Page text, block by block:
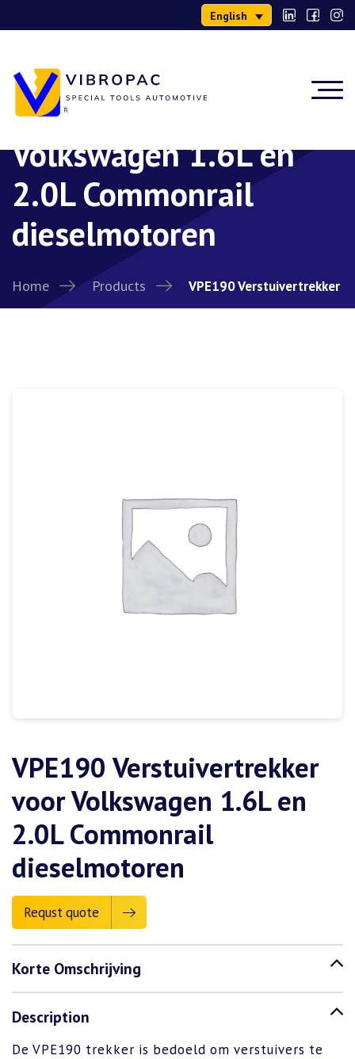
English
VPE190
Verstuivertrekker voor
Volkswagen 1.6L en
2.0L Commonrail
dieselmotoren
Home Products VPE190 Verstuivertrekker
VPE190 Verstuivertrekker
voor Volkswagen 1.6L en
2.0L Commonrail
dieselmotoren
Requst quote
Korte Omschrijving
Description
De VPE190 trekker is bedoeld om verstuivers te